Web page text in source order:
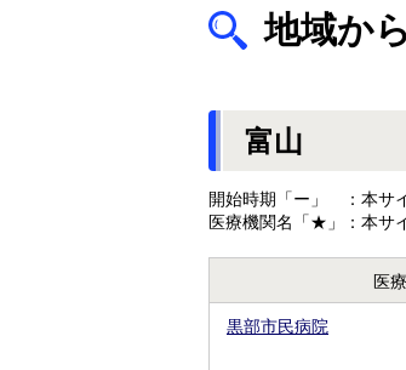
地域から
富山
開始時期「ー」 ：本サ
医療機関名「★」：本サ
医
黒部市民病院